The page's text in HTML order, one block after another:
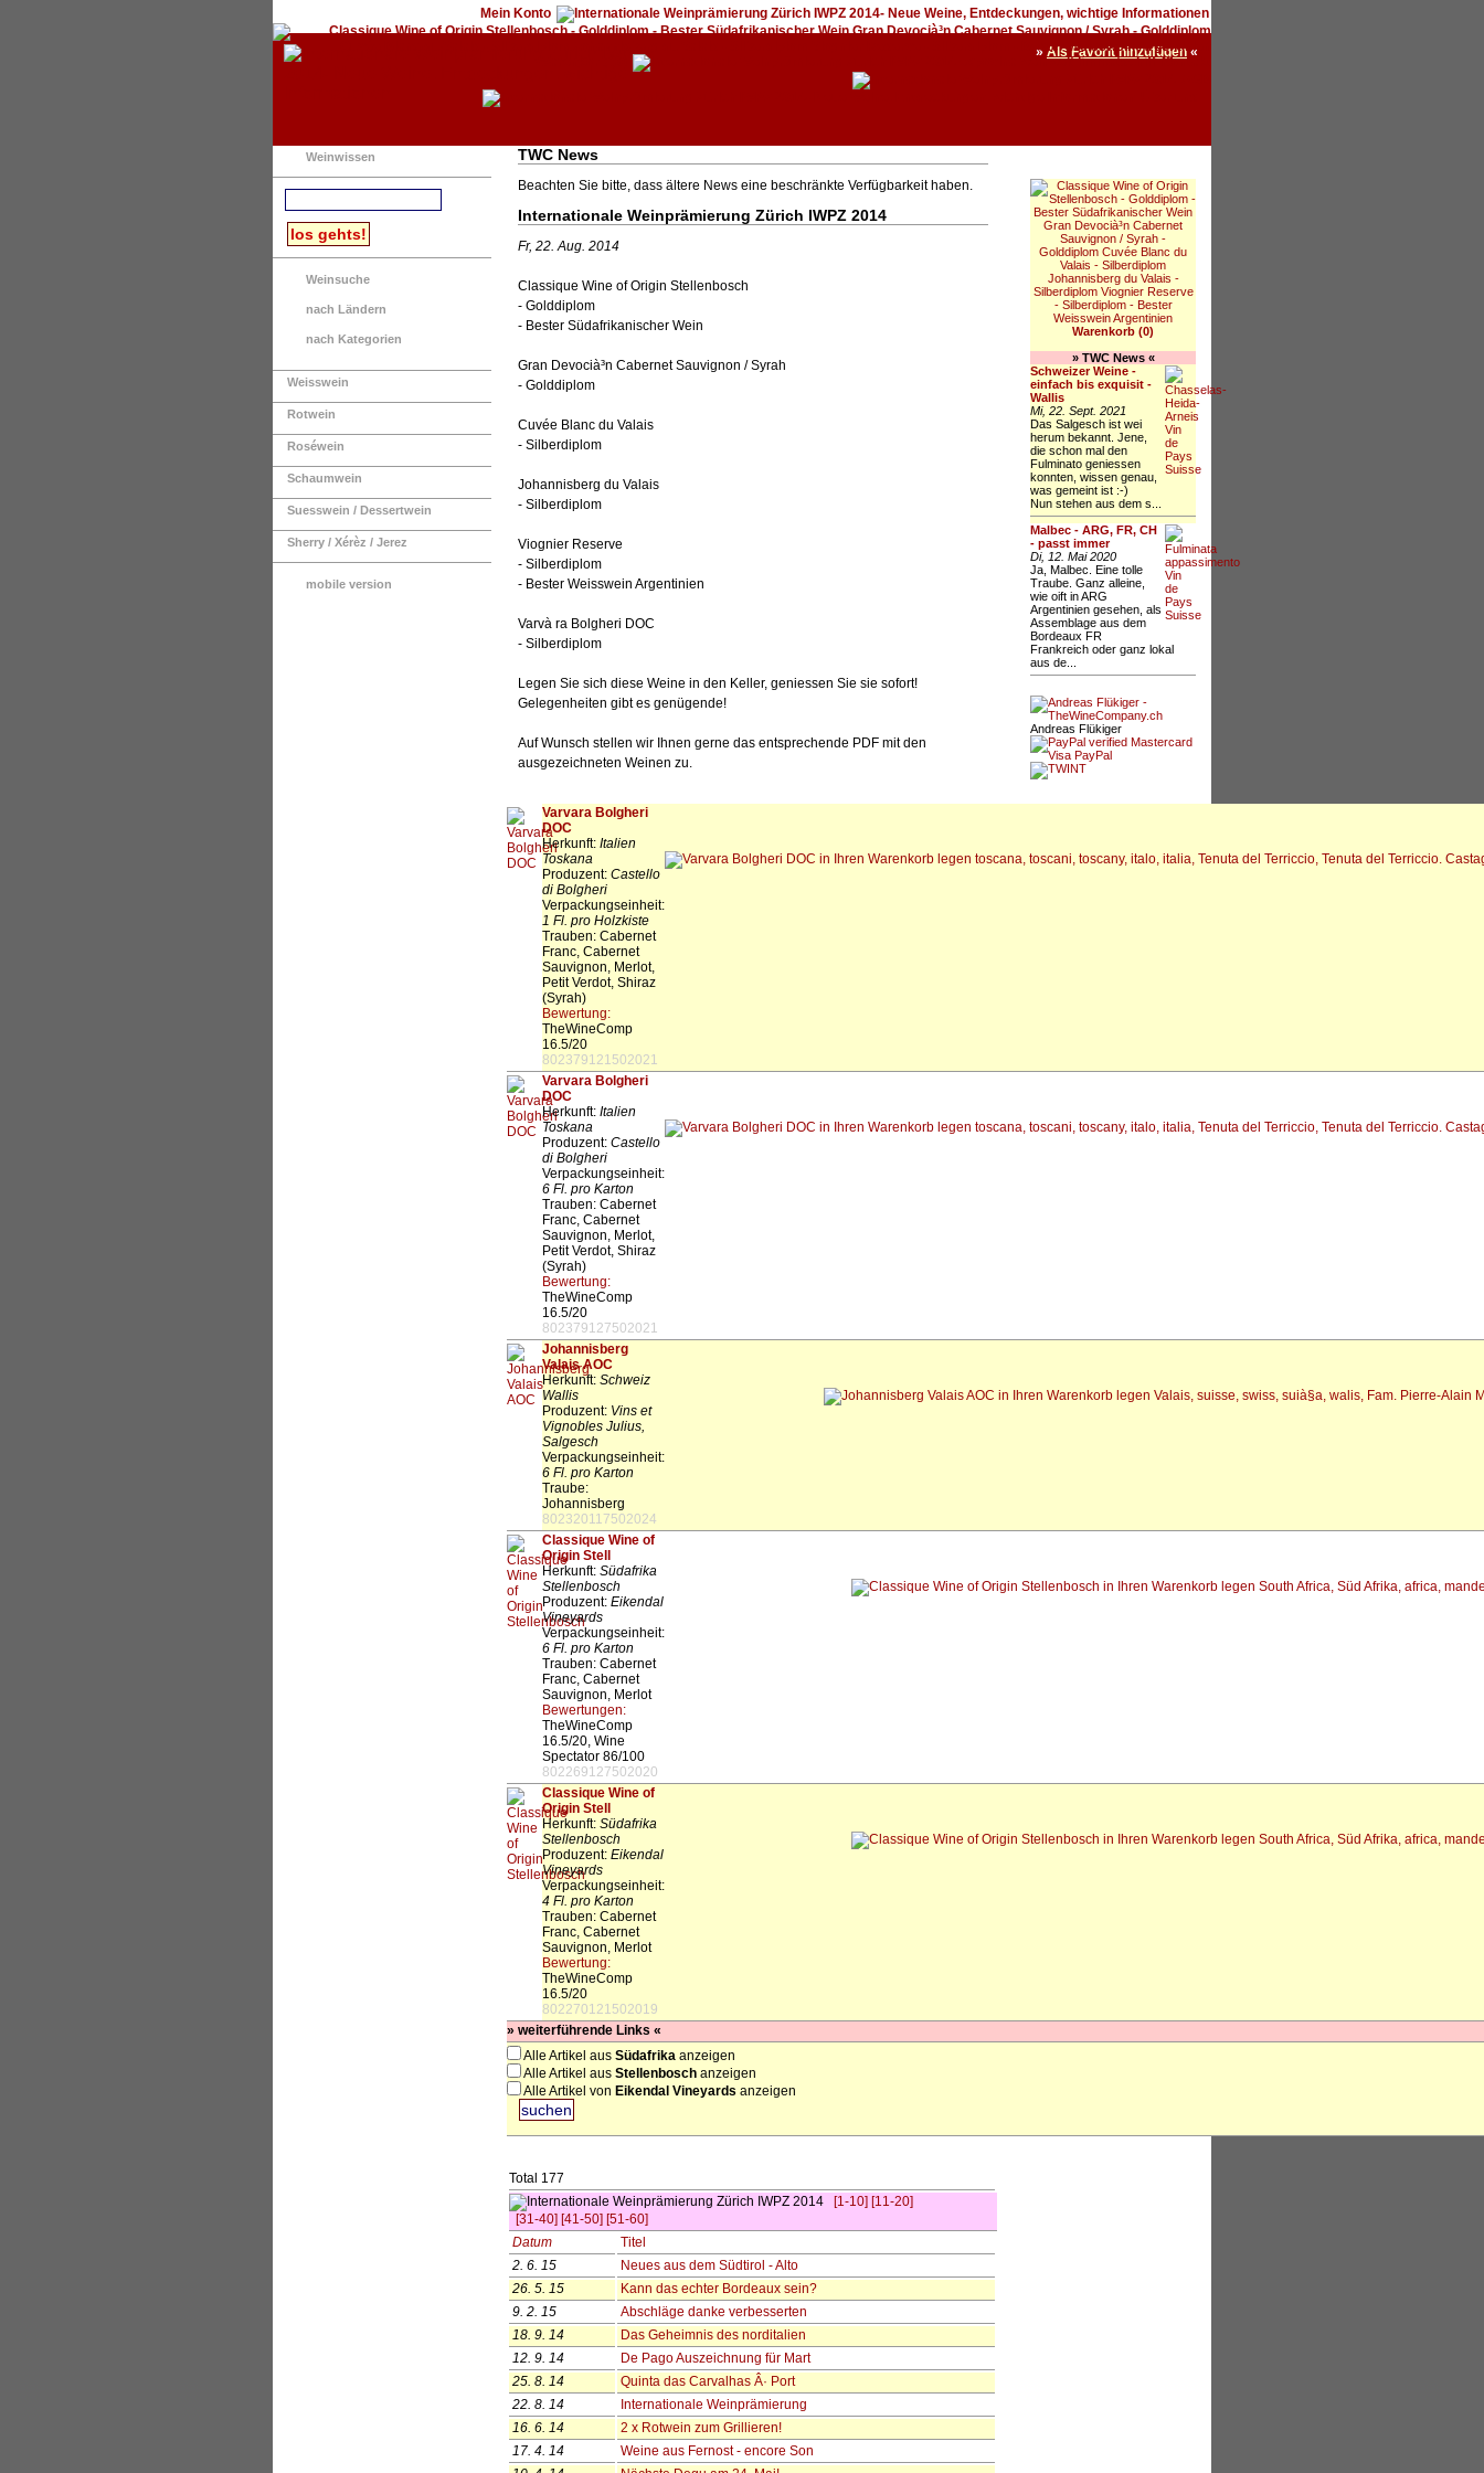
Mein Konto
Kontakt
» Als Favorit hinzufügen «
Weinwissen
Weinsuche
nach Ländern
nach Kategorien
Weisswein
Rotwein
Roséwein
Schaumwein
Suesswein / Dessertwein
Sherry / Xérèz / Jerez
mobile version
TWC News
Beachten Sie bitte, dass ältere News eine beschränkte Verfügbarkeit haben.
Internationale Weinprämierung Zürich IWPZ 2014
Fr, 22. Aug. 2014
Classique Wine of Origin Stellenbosch
- Golddiplom
- Bester Südafrikanischer Wein
Gran Devocià³n Cabernet Sauvignon / Syrah
- Golddiplom
Cuvée Blanc du Valais
- Silberdiplom
Johannisberg du Valais
- Silberdiplom
Viognier Reserve
- Silberdiplom
- Bester Weisswein Argentinien
Varvà ra Bolgheri DOC
- Silberdiplom
Legen Sie sich diese Weine in den Keller, geniessen Sie sie sofort!
Gelegenheiten gibt es genügende!
Auf Wunsch stellen wir Ihnen gerne das entsprechende PDF mit den
ausgezeichneten Weinen zu.
Varvara Bolgheri
DOC
Herkunft: Italien
Toskana
Produzent: Castello
di Bolgheri
Verpackungseinheit:
1 Fl. pro Holzkiste
Trauben: Cabernet
Franc, Cabernet
Sauvignon, Merlot,
Petit Verdot, Shiraz
(Syrah)
Bewertung:
TheWineComp
16.5/20
802379121502021
Varvara Bolgheri
DOC
Herkunft: Italien
Toskana
Produzent: Castello
di Bolgheri
Verpackungseinheit:
6 Fl. pro Karton
Trauben: Cabernet
Franc, Cabernet
Sauvignon, Merlot,
Petit Verdot, Shiraz
(Syrah)
Bewertung:
TheWineComp
16.5/20
802379127502021
Johannisberg
Valais AOC
Herkunft: Schweiz
Wallis
Produzent: Vins et
Vignobles Julius,
Salgesch
Verpackungseinheit:
6 Fl. pro Karton
Traube:
Johannisberg
802320117502024
Classique Wine of
Origin Stell
Herkunft: Südafrika
Stellenbosch
Produzent: Eikendal
Vineyards
Verpackungseinheit:
6 Fl. pro Karton
Trauben: Cabernet
Franc, Cabernet
Sauvignon, Merlot
Bewertungen:
TheWineComp
16.5/20, Wine
Spectator 86/100
802269127502020
Classique Wine of
Origin Stell
Herkunft: Südafrika
Stellenbosch
Produzent: Eikendal
Vineyards
Verpackungseinheit:
4 Fl. pro Karton
Trauben: Cabernet
Franc, Cabernet
Sauvignon, Merlot
Bewertung:
TheWineComp
16.5/20
802270121502019
» weiterführende Links «
Alle Artikel aus Südafrika anzeigen
Alle Artikel aus Stellenbosch anzeigen
Alle Artikel von Eikendal Vineyards anzeigen
Total 177
[1-10] [11-20]
[31-40] [41-50] [51-60]
Datum
Titel
2. 6. 15
Neues aus dem Südtirol - Alto
26. 5. 15
Kann das echter Bordeaux sein?
9. 2. 15
Abschläge danke verbesserten
18. 9. 14
Das Geheimnis des norditalien
12. 9. 14
De Pago Auszeichnung für Mart
25. 8. 14
Quinta das Carvalhas Â· Port
22. 8. 14
Internationale Weinprämierung
16. 6. 14
2 x Rotwein zum Grillieren!
17. 4. 14
Weine aus Fernost - encore Son
Warenkorb (0)
» TWC News «
Schweizer Weine -
einfach bis exquisit -
Wallis
Mi, 22. Sept. 2021
Das Salgesch ist wei
herum bekannt. Jene,
die schon mal den
Fulminato geniessen
konnten, wissen genau,
was gemeint ist :-)
Nun stehen aus dem s...
Malbec - ARG, FR, CH
- passt immer
Di, 12. Mai 2020
Ja, Malbec. Eine tolle
Traube. Ganz alleine,
wie oift in ARG
Argentinien gesehen, als
Assemblage aus dem
Bordeaux FR
Frankreich oder ganz lokal
aus de...
Andreas Flükiger